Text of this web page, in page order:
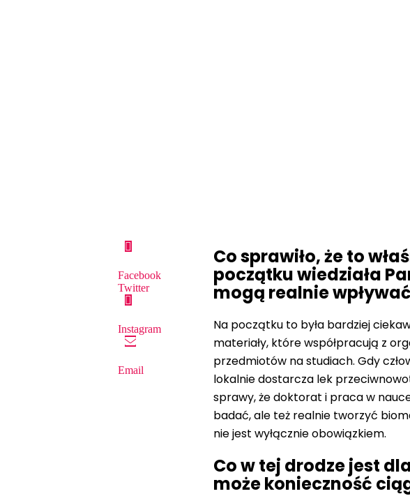
Facebook
Twitter
Instagram
Email
Co sprawiło, że to
początku wiedziała
mogą realnie
Na początku to była bardziej
materiały, które współpracują z
przedmiotów na studiach. Gdy
lokalnie dostarcza lek
sprawy, że doktorat i praca w
badać, ale też realnie tworzyć
nie jest wyłącznie obowiązkiem.
Co w tej drodze jest
może konieczność